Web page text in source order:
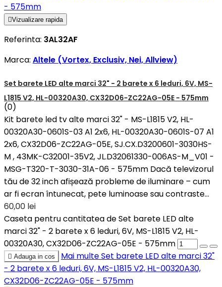
Vizualizare rapida
Referinta: 3AL32AF
Marca: Altele (Vortex, Exclusiv, Nei, Allview)
Set barete LED alte marci 32" - 2 barete x 6 leduri, 6V, MS-
L1815 V2, HL-00320A30, CX32D06-ZC22AG-05E - 575mm
(0)
Kit barete led tv alte marci 32" - MS-L1815 V2, HL-
00320A30-0601S-03 A1 2x6, HL-00320A30-0601S-07 A1
2x6, CX32D06-ZC22AG-05E, SJ.CX.D3200601-3030HS-
M , 43MK-C32001-35V2, JL.D32061330-006AS-M_V01 -
MSG-T320-T-3030-31A-06 - 575mm Dacă televizorul
tău de 32 inch afișează probleme de iluminare – cum
ar fi ecran întunecat, pete luminoase sau contraste...
60,00 lei
Caseta pentru cantitatea de Set barete LED alte
marci 32" - 2 barete x 6 leduri, 6V, MS-L1815 V2, HL-
00320A30, CX32D06-ZC22AG-05E - 575mm
 Adauga in cos Mai multeSet barete LED alte marci 32"
- 2 barete x 6 leduri, 6V, MS-L1815 V2, HL-00320A30,
CX32D06-ZC22AG-05E - 575mm